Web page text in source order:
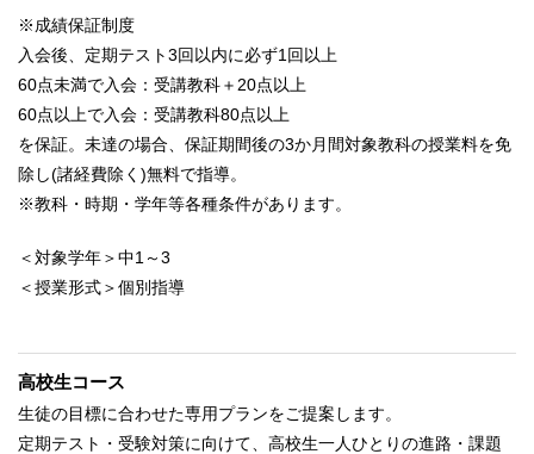
※成績保証制度
入会後、定期テスト3回以内に必ず1回以上
60点未満で入会：受講教科＋20点以上
60点以上で入会：受講教科80点以上
を保証。未達の場合、保証期間後の3か月間対象教科の授業料を免
除し(諸経費除く)無料で指導。
※教科・時期・学年等各種条件があります。
＜対象学年＞中1～3
＜授業形式＞個別指導
高校生コース
生徒の目標に合わせた専用プランをご提案します。
定期テスト・受験対策に向けて、高校生一人ひとりの進路・課題